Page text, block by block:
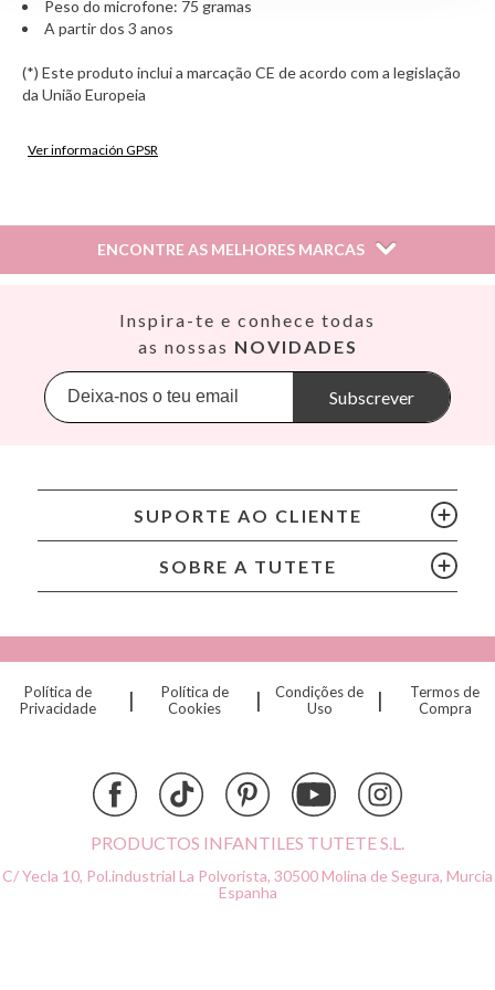
Peso do microfone: 75 gramas
A partir dos 3 anos
(*) Este produto inclui a marcação CE de acordo com a legislação
da União Europeia
Ver información GPSR
sobre Seguridad General de Productos (GPSR).
30500, Molina de Segura, Murcia
dpd@tutete.com
ENCONTRE AS MELHORES MARCAS
Banwood
BIBS
Cristina de Jos'h
Djeco
Inspira-te e conhece todas
as nossas NOVIDADES
Subscrever
SUPORTE AO CLIENTE
SOBRE A TUTETE
Política de
Privacidade
|
Política de
Cookies
|
Condições de
Uso
|
Termos de
Compra
PRODUCTOS INFANTILES TUTETE S.L.
C/ Yecla 10, Pol.industrial La Polvorista, 30500 Molina de Segura, Murcia
Espanha